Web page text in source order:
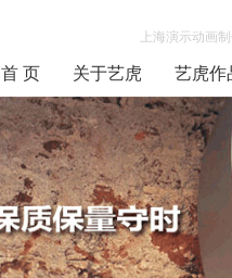
上海演示动画
首 页 关于艺虎 艺虎作